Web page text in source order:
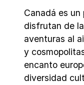
Canadá es un
disfrutan de
aventuras al
y
encanto
diversidad